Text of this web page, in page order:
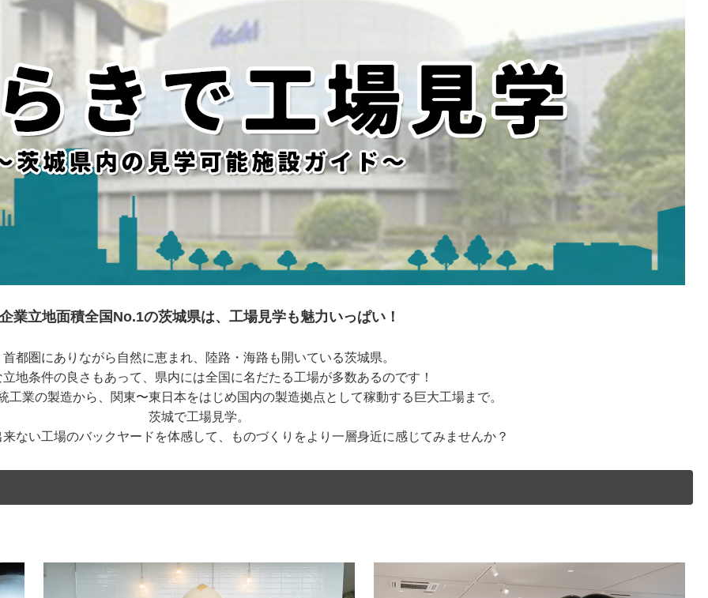
業立地面積全国No.1の茨城県は、工場見学も魅力いっぱい！
首都圏にありながら自然に恵まれ、陸路・海路も開いている茨城県。
地条件の良さもあって、県内には全国に名だたる工場が多数あるのです！
工業の製造から、関東〜東日本をはじめ国内の製造拠点として稼動する巨大工場まで。
茨城で工場見学。
ない工場のバックヤードを体感して、ものづくりをより一層身近に感じてみませんか？